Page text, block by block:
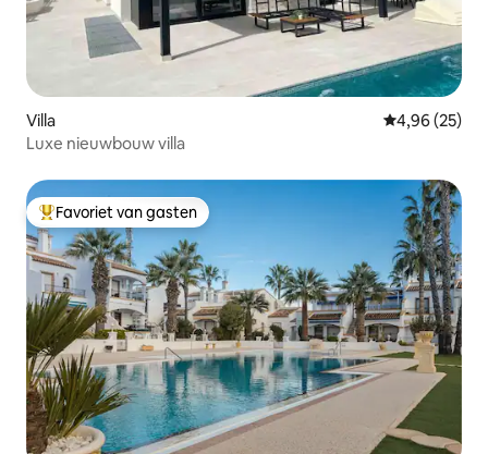
Villa Gemiddelde
4,96 (25)
Luxe nieuwbouw villa
Topfavoriet van gasten
Favoriet van gasten